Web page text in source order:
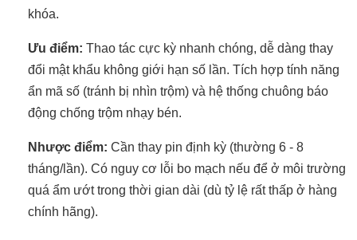
khóa.
Ưu điểm: Thao tác cực kỳ nhanh chóng, dễ dàng thay
đổi mật khẩu không giới hạn số lần. Tích hợp tính năng
ẩn mã số (tránh bị nhìn trộm) và hệ thống chuông báo
động chống trộm nhạy bén.
Nhược điểm: Cần thay pin định kỳ (thường 6 - 8
tháng/lần). Có nguy cơ lỗi bo mạch nếu để ở môi trường
quá ẩm ướt trong thời gian dài (dù tỷ lệ rất thấp ở hàng
chính hãng).